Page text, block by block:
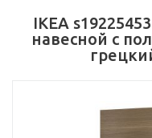
IKEA
навесной с